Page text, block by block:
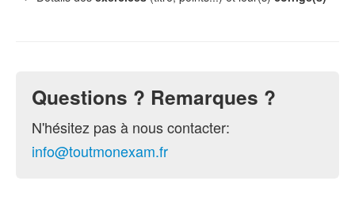
Questions ? Remarques ?
N'hésitez pas à nous contacter:
info@toutmonexam.fr